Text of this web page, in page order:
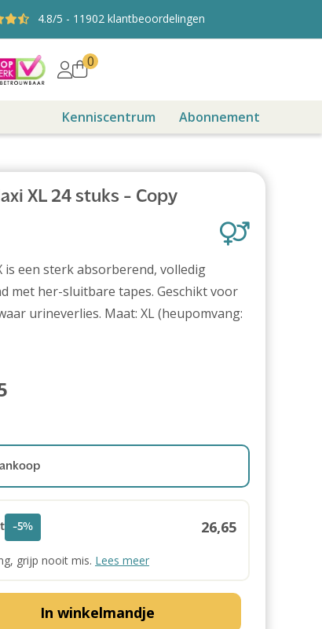
4.8/5 - 11902 klantbeoordelingen
0
Kenniscentrum Abonnement
XL 24 stuks - Copy
is een sterk absorberend, volledig
met her-sluitbare tapes. Geschikt voor
urineverlies. Maat: XL (heupomvang:
-5% 26,65
grijp nooit mis. Lees meer
In winkelmandje